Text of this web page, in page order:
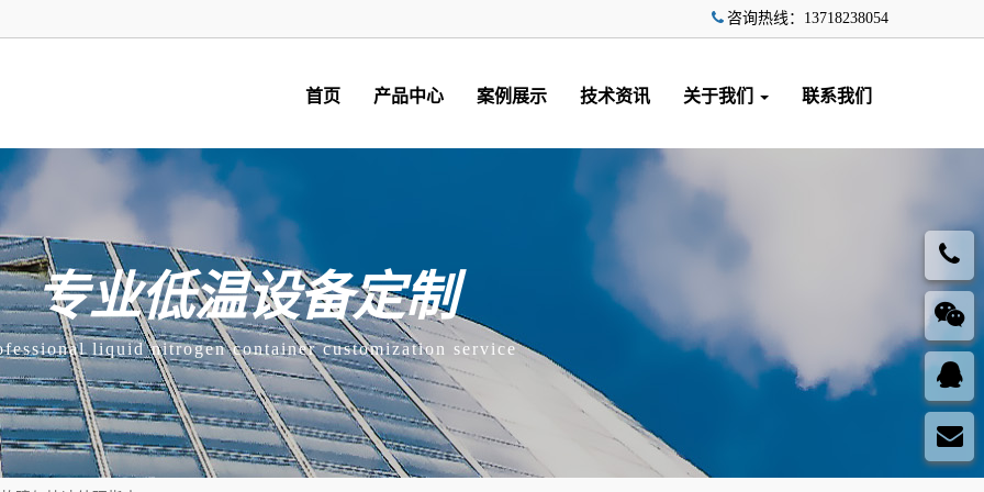
咨询热线：13718238054
首页 产品中心 案例展示 技术资讯 关于我们 联系我们
专业低温设备定制
liquid nitrogen container customization service